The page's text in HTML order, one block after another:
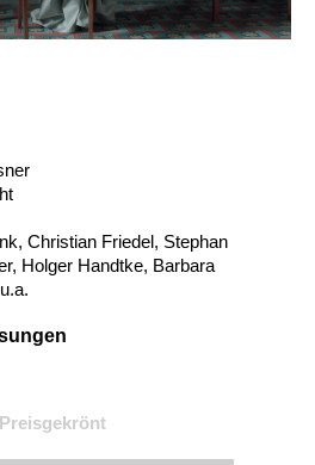
Christian Friedel, Stephan
Holger Handtke, Barbara
Preisgekrönt